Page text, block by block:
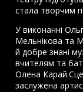
стала творчим
У виконанні
Мельнікова та
й добре знані
вчителям та
Олена
заслужена